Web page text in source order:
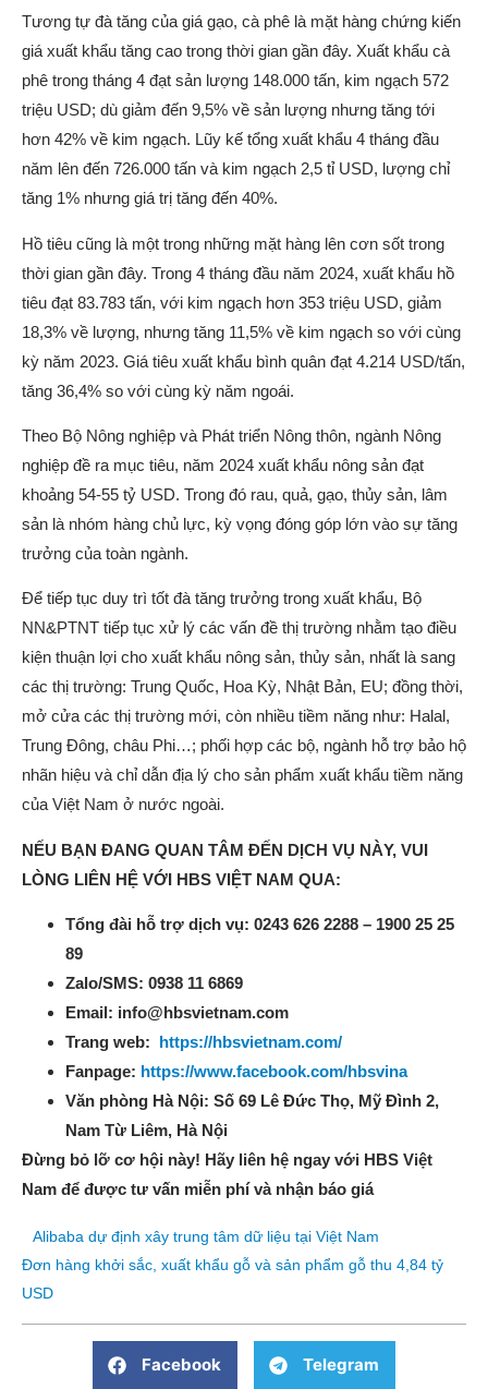
Tương tự đà tăng của giá gạo, cà phê là mặt hàng chứng kiến
giá xuất khẩu tăng cao trong thời gian gần đây. Xuất khẩu cà
phê trong tháng 4 đạt sản lượng 148.000 tấn, kim ngạch 572
triệu USD; dù giảm đến 9,5% về sản lượng nhưng tăng tới
hơn 42% về kim ngạch. Lũy kế tổng xuất khẩu 4 tháng đầu
năm lên đến 726.000 tấn và kim ngạch 2,5 tỉ USD, lượng chỉ
tăng 1% nhưng giá trị tăng đến 40%.
Hồ tiêu cũng là một trong những mặt hàng lên cơn sốt trong
thời gian gần đây. Trong 4 tháng đầu năm 2024, xuất khẩu hồ
tiêu đạt 83.783 tấn, với kim ngạch hơn 353 triệu USD, giảm
18,3% về lượng, nhưng tăng 11,5% về kim ngạch so với cùng
kỳ năm 2023. Giá tiêu xuất khẩu bình quân đạt 4.214 USD/tấn,
tăng 36,4% so với cùng kỳ năm ngoái.
Theo Bộ Nông nghiệp và Phát triển Nông thôn, ngành Nông
nghiệp đề ra mục tiêu, năm 2024 xuất khẩu nông sản đạt
khoảng 54-55 tỷ USD. Trong đó rau, quả, gạo, thủy sản, lâm
sản là nhóm hàng chủ lực, kỳ vọng đóng góp lớn vào sự tăng
trưởng của toàn ngành.
Để tiếp tục duy trì tốt đà tăng trưởng trong xuất khẩu, Bộ
NN&PTNT tiếp tục xử lý các vấn đề thị trường nhằm tạo điều
kiện thuận lợi cho xuất khẩu nông sản, thủy sản, nhất là sang
các thị trường: Trung Quốc, Hoa Kỳ, Nhật Bản, EU; đồng thời,
mở cửa các thị trường mới, còn nhiều tiềm năng như: Halal,
Trung Đông, châu Phi…; phối hợp các bộ, ngành hỗ trợ bảo hộ
nhãn hiệu và chỉ dẫn địa lý cho sản phẩm xuất khẩu tiềm năng
của Việt Nam ở nước ngoài.
NẾU BẠN ĐANG QUAN TÂM ĐẾN DỊCH VỤ NÀY, VUI
LÒNG LIÊN HỆ VỚI HBS VIỆT NAM QUA:
Tổng đài hỗ trợ dịch vụ: 0243 626 2288 – 1900 25 25
89
Zalo/SMS: 0938 11 6869
Email: info@hbsvietnam.com
Trang web: https://hbsvietnam.com/
Fanpage: https://www.facebook.com/hbsvina
Văn phòng Hà Nội: Số 69 Lê Đức Thọ, Mỹ Đình 2,
Nam Từ Liêm, Hà Nội
Đừng bỏ lỡ cơ hội này! Hãy liên hệ ngay với HBS Việt
Nam để được tư vấn miễn phí và nhận báo giá
Alibaba dự định xây trung tâm dữ liệu tại Việt Nam
Đơn hàng khởi sắc, xuất khẩu gỗ và sản phẩm gỗ thu 4,84 tỷ
USD
Facebook Telegram